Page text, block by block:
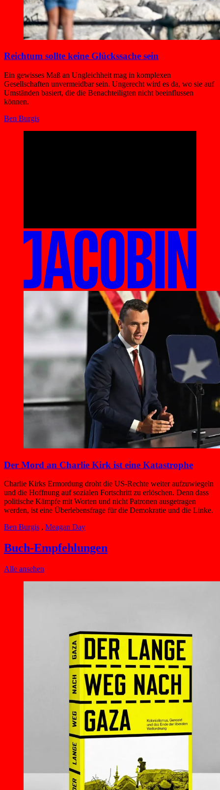
Reichtum sollte keine Glückssache sein
Ein gewisses Maß an Ungleichheit mag in komplexen
Gesellschaften unvermeidbar sein. Ungerecht wird es da, wo sie auf
Umständen basiert, die die Benachteiligten nicht beeinflussen
können.
Ben Burgis
Der Mord an Charlie Kirk ist eine Katastrophe
Charlie Kirks Ermordung droht die US-Rechte weiter aufzuwiegeln
und die Hoffnung auf sozialen Fortschritt zu erlöschen. Denn dass
politische Kämpfe mit Worten und nicht Patronen ausgetragen
werden, ist eine Überlebensfrage für die Demokratie und die Linke.
Ben Burgis , Meagan Day
Buch-Empfehlungen
Alle ansehen